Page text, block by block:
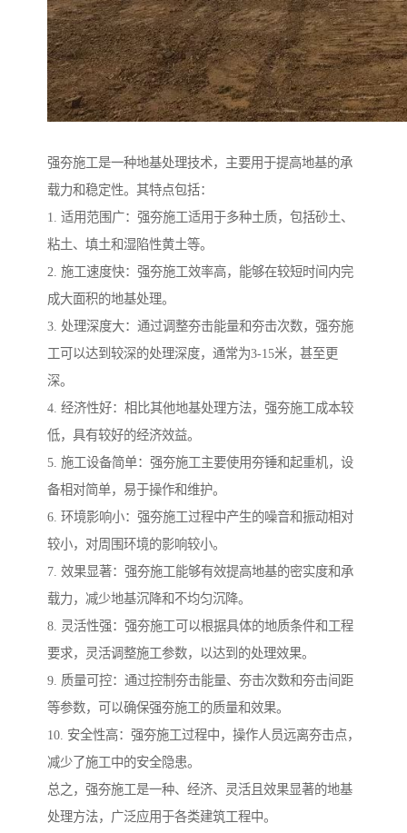
强夯施工是一种地基处理技术，主要用于提高地基的承
载力和稳定性。其特点包括：
1. 适用范围广：强夯施工适用于多种土质，包括砂土、
粘土、填土和湿陷性黄土等。
2. 施工速度快：强夯施工效率高，能够在较短时间内完
成大面积的地基处理。
3. 处理深度大：通过调整夯击能量和夯击次数，强夯施
工可以达到较深的处理深度，通常为3-15米，甚至更
深。
4. 经济性好：相比其他地基处理方法，强夯施工成本较
低，具有较好的经济效益。
5. 施工设备简单：强夯施工主要使用夯锤和起重机，设
备相对简单，易于操作和维护。
6. 环境影响小：强夯施工过程中产生的噪音和振动相对
较小，对周围环境的影响较小。
7. 效果显著：强夯施工能够有效提高地基的密实度和承
载力，减少地基沉降和不均匀沉降。
8. 灵活性强：强夯施工可以根据具体的地质条件和工程
要求，灵活调整施工参数，以达到的处理效果。
9. 质量可控：通过控制夯击能量、夯击次数和夯击间距
等参数，可以确保强夯施工的质量和效果。
10. 安全性高：强夯施工过程中，操作人员远离夯击点，
减少了施工中的安全隐患。
总之，强夯施工是一种、经济、灵活且效果显著的地基
处理方法，广泛应用于各类建筑工程中。